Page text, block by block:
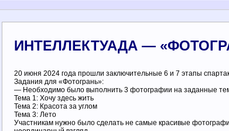
ИНТЕЛЛЕКТУАДА —
20 июня 2024 года прошли заключительные 6 и 7 этапы
Задания для «Фотогрань»:
— Необходимо было выполнить 3 фотографии на заданные
Тема 1: Хочу здесь жить
Тема 2: Красота за углом
Тема 3: Лето
Участникам нужно было сделать не самые красивые